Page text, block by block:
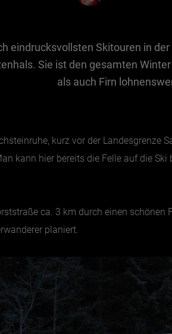
eindrucksvollsten Skitouren in
Sie ist den gesamten
als auch Firn
kurz vor der Landesgrenze
kann hier bereits die Felle auf die
ca. 3 km durch einen
planiert.